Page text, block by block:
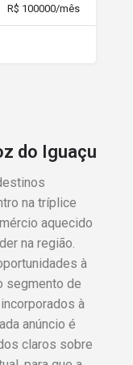
R$ 100000/mês
do Iguaçu
na tríplice
aquecido
na região.
à
segmento de
à
anúncio é
claros sobre